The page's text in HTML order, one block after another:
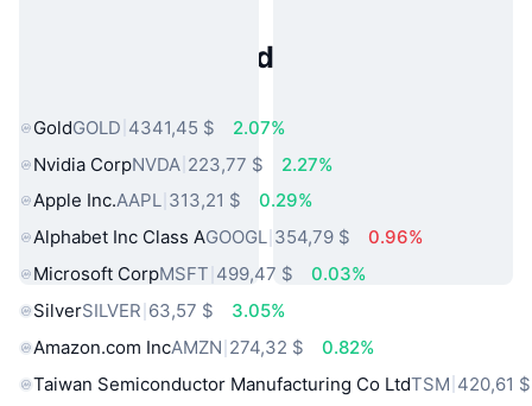
Activos del Mundo Real
GoldGOLD 4341,45 $
2.07%
Nvidia CorpNVDA 223,77 $
2.27%
Apple Inc.AAPL 313,21 $
0.29%
Alphabet Inc Class AGOOGL 354,79 $
0.96%
Microsoft CorpMSFT 499,47 $
0.03%
SilverSILVER 63,57 $
3.05%
Amazon.com IncAMZN 274,32 $
0.82%
Taiwan Semiconductor Manufacturing Co LtdTSM 420,61 $